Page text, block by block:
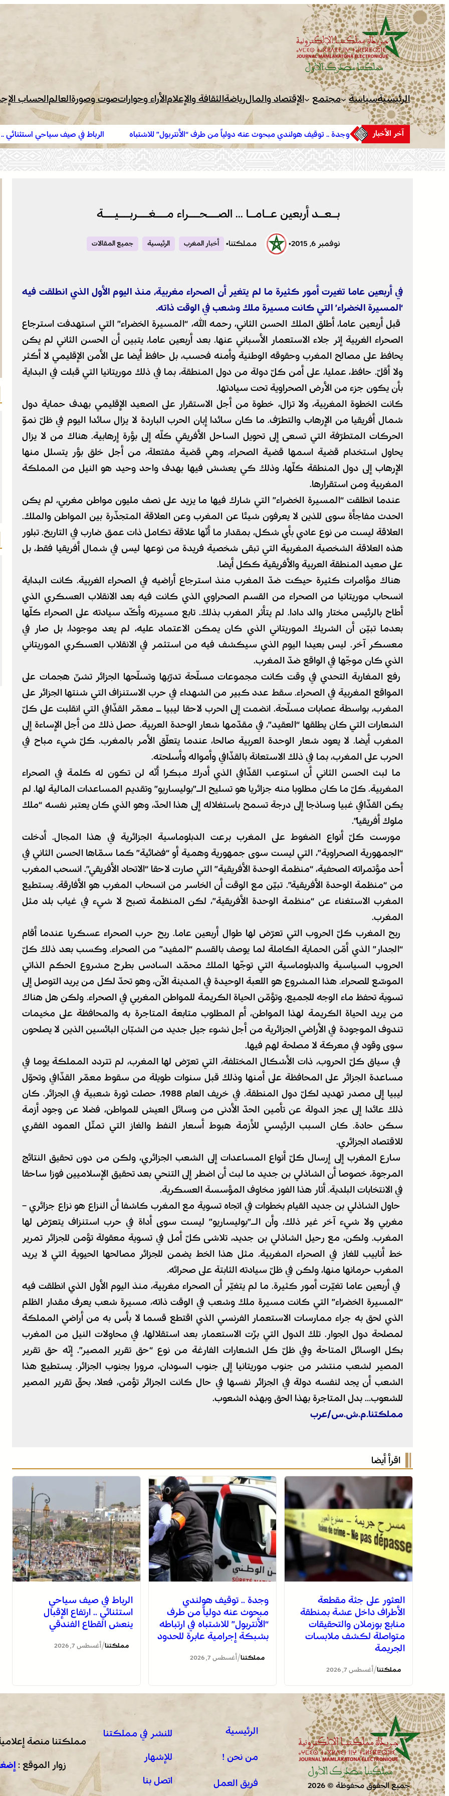
تخطى
إلى
المحتوى
الرئيسيةسياسة مجتمع الإقتصاد والمالرياضةالثقافة والإعلامالأراء وحواراتصوت وصورةالعالمالحساب
آخر الأخبار
وجدة .. توقيف هولندي مبحوث عنه دولياً من طرف “الأنتربول” للاشتباه
في ارتباطه بشبكة إجرامية عابرة للحدود
الرباط في صيف سياحي استثنائي .. ارتفاع الإقبال ينعش
بـعـد أربعين عـامـا … الصــحــراء مــغــربــيــة
نوفمبر 6, 2015 • مملكتنا• أخبار المغرب الرئيسية جميع المقالات
في أربعين عاما تغيرت أمور كثيرة ما لم يتغير أن الصحراء مغربية، منذ اليوم الأول الذي انطلقت فيه
‘المسيرة الخضراء’ التي كانت مسيرة ملك وشعب في الوقت ذاته.
قبل أربعين عاما، أطلق الملك الحسن الثاني، رحمه الله، “المسيرة الخضراء” التي استهدفت استرجاع
الصحراء الغربية إثر جلاء الاستعمار الأسباني عنها. بعد أربعين عاما، يتبين أن الحسن الثاني لم يكن
يحافظ على مصالح المغرب وحقوقه الوطنية وأمنه فحسب، بل حافظ أيضا على الأمن الإقليمي لا أكثر
ولا أقلّ. حافظ، عمليا، على أمن كلّ دولة من دول المنطقة، بما في ذلك موريتانيا التي قبلت في البداية
بأن يكون جزء من الأرض الصحراوية تحت سيادتها.
كانت الخطوة المغربية، ولا تزال، خطوة من أجل الاستقرار على الصعيد الإقليمي بهدف حماية دول
شمال أفريقيا من الإرهاب والتطرّف. ما كان سائدا إبان الحرب الباردة لا يزال سائدا اليوم في ظلّ نموّ
الحركات المتطرّفة التي تسعى إلى تحويل الساحل الأفريقي كلّه إلى بؤرة إرهابية. هناك من لا يزال
يحاول استخدام قضية اسمها قضية الصحراء، وهي قضية مفتعلة، من أجل خلق بؤر يتسلل منها
الإرهاب إلى دول المنطقة كلّها، وذلك كي يعشش فيها بهدف واحد وحيد هو النيل من المملكة
المغربية ومن استقرارها.
عندما انطلقت “المسيرة الخضراء” التي شارك فيها ما يزيد على نصف مليون مواطن مغربي، لم يكن
الحدث مفاجأة سوى للذين لا يعرفون شيئا عن المغرب وعن العلاقة المتجذّرة بين المواطن والملك.
العلاقة ليست من نوع عادي بأي شكل، بمقدار ما أنّها علاقة تكامل ذات عمق ضارب في التاريخ. تبلور
هذه العلاقة الشخصية المغربية التي تبقى شخصية فريدة من نوعها ليس في شمال أفريقيا فقط، بل
على صعيد المنطقة العربية والأفريقية ككل أيضا.
هناك مؤامرات كثيرة حيكت ضدّ المغرب منذ استرجاع أراضيه في الصحراء الغربية. كانت البداية
انسحاب موريتانيا من الصحراء من القسم الصحراوي الذي كانت فيه بعد الانقلاب العسكري الذي
أطاح بالرئيس مختار والد دادا. لم يتأثر المغرب بذلك. تابع مسيرته وأكّد سيادته على الصحراء كلّها
بعدما تبيّن أن الشريك الموريتاني الذي كان يمكن الاعتماد عليه، لم يعد موجودا، بل صار في
معسكر آخر. ليس بعيدا اليوم الذي سيكشف فيه من استثمر في الانقلاب العسكري الموريتاني
الذي كان موجّها في الواقع ضدّ المغرب.
رفع المغاربة التحدي في وقت كانت مجموعات مسلّحة تدرّبها وتسلّحها الجزائر تشنّ هجمات على
المواقع المغربية في الصحراء. سقط عدد كبير من الشهداء في حرب الاستنزاف التي شنتها الجزائر على
المغرب، بواسطة عصابات مسلّحة. انضمت إلى الحرب لاحقا ليبيا ـ معمّر القذّافي التي انقلبت على كلّ
الشعارات التي كان يطلقها “العقيد”، في مقدّمها شعار الوحدة العربية. حصل ذلك من أجل الإساءة إلى
المغرب أيضا. لا يعود شعار الوحدة العربية صالحا، عندما يتعلّق الأمر بالمغرب. كلّ شيء مباح في
الحرب على المغرب، بما في ذلك الاستعانة بالقذّافي وأمواله وأسلحته.
ما لبث الحسن الثاني أن استوعب القذّافي الذي أدرك مبكرا أنّه لن تكون له كلمة في الصحراء
المغربية. كلّ ما كان مطلوبا منه جزائريا هو تسليح الـ”بوليساريو” وتقديم المساعدات المالية لها. لم
يكن القذّافي غبيا وساذجا إلى درجة تسمح باستغلاله إلى هذا الحدّ، وهو الذي كان يعتبر نفسه “ملك
ملوك أفريقيا”.
مورست كلّ أنواع الضغوط على المغرب برعت الدبلوماسية الجزائرية في هذا المجال. أدخلت
“الجمهورية الصحراوية”، التي ليست سوى جمهورية وهمية أو “فضائية” كما سمّاها الحسن الثاني في
أحد مؤتمراته الصحفية، “منظمة الوحدة الأفريقية” التي صارت لاحقا “الاتحاد الأفريقي”. انسحب المغرب
من “منظمة الوحدة الأفريقية”. تبيّن مع الوقت أن الخاسر من انسحاب المغرب هو الأفارقة. يستطيع
المغرب الاستغناء عن “منظمة الوحدة الأفريقية”، لكن المنظمة تصبح لا شيء في غياب بلد مثل
المغرب.
ربح المغرب كلّ الحروب التي تعرّض لها طوال أربعين عاما. ربح حرب الصحراء عسكريا عندما أقام
“الجدار” الذي أمّن الحماية الكاملة لما يوصف بالقسم “المفيد” من الصحراء. وكسب بعد ذلك كلّ
الحروب السياسية والدبلوماسية التي توجّها الملك محمّد السادس بطرح مشروع الحكم الذاتي
الموسّع للصحراء. هذا المشروع هو اللعبة الوحيدة في المدينة الآن، وهو تحدّ لكل من يريد التوصل إلى
تسوية تحفظ ماء الوجه للجميع، وتؤمّن الحياة الكريمة للمواطن المغربي في الصحراء. ولكن هل هناك
من يريد الحياة الكريمة لهذا المواطن، أم المطلوب متابعة المتاجرة به والمحافظة على مخيمات
تندوف الموجودة في الأراضي الجزائرية من أجل نشوء جيل جديد من الشبّان البائسين الذين لا يصلحون
سوى وقود في معركة لا مصلحة لهم فيها.
في سياق كلّ الحروب، ذات الأشكال المختلفة، التي تعرّض لها المغرب، لم تتردد المملكة يوما في
مساعدة الجزائر على المحافظة على أمنها وذلك قبل سنوات طويلة من سقوط معمّر القذّافي وتحوّل
ليبيا إلى مصدر تهديد لكلّ دول المنطقة. في خريف العام 1988، حصلت ثورة شعبية في الجزائر. كان
ذلك عائدا إلى عجز الدولة عن تأمين الحدّ الأدنى من وسائل العيش للمواطن، فضلا عن وجود أزمة
سكن حادة. كان السبب الرئيسي للأزمة هبوط أسعار النفط والغاز التي تمثّل العمود الفقري
للاقتصاد الجزائري.
سارع المغرب إلى إرسال كلّ أنواع المساعدات إلى الشعب الجزائري، ولكن من دون تحقيق النتائج
المرجوة، خصوصا أن الشاذلي بن جديد ما لبث أن اضطر إلى التنحي بعد تحقيق الإسلاميين فوزا ساحقا
في الانتخابات البلدية. أثار هذا الفوز مخاوف المؤسسة العسكرية.
حاول الشاذلي بن جديد القيام بخطوات في اتجاه تسوية مع المغرب كاشفا أن النزاع هو نزاع جزائري –
مغربي ولا شيء آخر غير ذلك، وأن الـ”بوليساريو” ليست سوى أداة في حرب استنزاف يتعرّض لها
المغرب. ولكن، مع رحيل الشاذلي بن جديد، تلاشى كلّ أمل في تسوية معقولة تؤمن للجزائر تمرير
خط أنابيب للغاز في الصحراء المغربية. مثل هذا الخط يضمن للجزائر مصالحها الحيوية التي لا يريد
المغرب حرمانها منها، ولكن في ظلّ سيادته الثابتة على صحرائه.
في أربعين عاما تغيّرت أمور كثيرة. ما لم يتغيّر أن الصحراء مغربية، منذ اليوم الأول الذي انطلقت فيه
“المسيرة الخضراء” التي كانت مسيرة ملك وشعب في الوقت ذاته، مسيرة شعب يعرف مقدار الظلم
الذي لحق به جراء ممارسات الاستعمار الفرنسي الذي اقتطع قسما لا بأس به من أراضي المملكة
لمصلحة دول الجوار. تلك الدول التي بزّت الاستعمار، بعد استقلالها، في محاولات النيل من المغرب
بكل الوسائل المتاحة وفي ظلّ كل الشعارات الفارغة من نوع “حق تقرير المصير”. إنّه حق تقرير
المصير لشعب منتشر من جنوب موريتانيا إلى جنوب السودان، مرورا بجنوب الجزائر. يستطيع هذا
الشعب أن يجد لنفسه دولة في الجزائر نفسها في حال كانت الجزائر تؤمن، فعلا، بحقّ تقرير المصير
للشعوب… بدل المتاجرة بهذا الحق وبهذه الشعوب.
مملكتنا.م.ش.س/عرب
اقرأ أيضا
العثور على جثة مقطعة
الأطراف داخل عشة بمنطقة
منابع بوزملان والتحقيقات
متواصلة لكشف ملابسات
الجريمة
مملكتنا/ أغسطس 7, 2026
وجدة .. توقيف هولندي
مبحوث عنه دولياً من طرف
“الأنتربول” للاشتباه في ارتباطه
بشبكة إجرامية عابرة للحدود
مملكتنا/ أغسطس 7, 2026
الرباط في صيف سياحي
استثنائي .. ارتفاع الإقبال
ينعش القطاع الفندقي
مملكتنا/ أغسطس 7, 2026
جميع الحقوق محفوظة © 2026
الرئيسية
من نحن !
فريق العمل
للنشر في مملكتنا
للإشهار
اتصل بنا
مملكتنا منصة
زوار الموقع :